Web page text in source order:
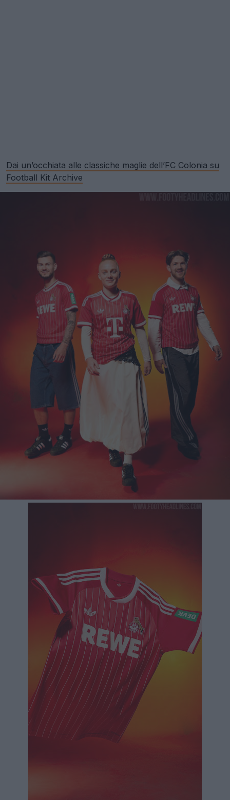
Dai un’occhiata alle classiche maglie dell’FC Colonia su
Football Kit Archive